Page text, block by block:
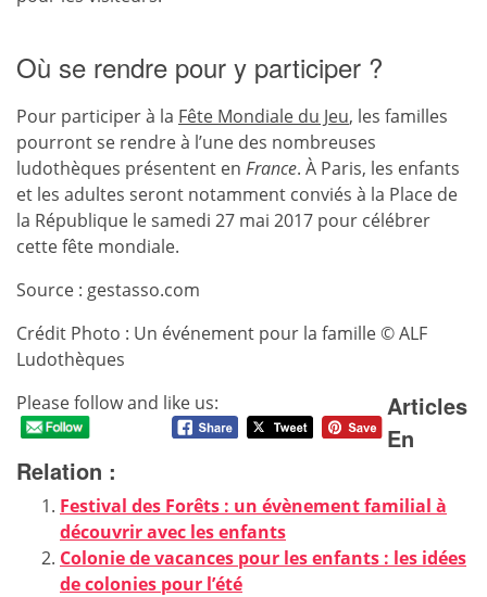
Où se rendre pour y participer ?
Pour participer à la Fête Mondiale du Jeu, les familles
pourront se rendre à l’une des nombreuses
ludothèques présentent en France. À Paris, les enfants
et les adultes seront notamment conviés à la Place de
la République le samedi 27 mai 2017 pour célébrer
cette fête mondiale.
Source : gestasso.com
Crédit Photo : Un événement pour la famille © ALF
Ludothèques
Please follow and like us:
Articles
En
Relation :
Festival des Forêts : un évènement familial à
découvrir avec les enfants
Colonie de vacances pour les enfants : les idées
de colonies pour l’été